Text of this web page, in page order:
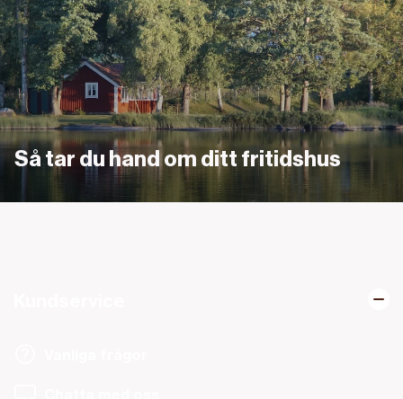
Så tar du hand om ditt fritidshus